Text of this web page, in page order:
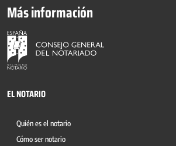
Más información
EL NOTARIO
Quién es el notario
Cómo ser notario